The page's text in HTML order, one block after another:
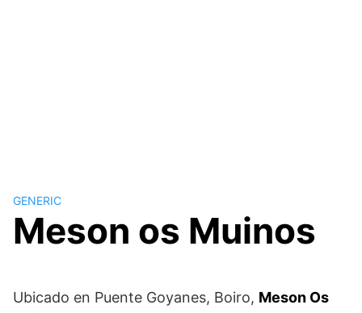
GENERIC
Meson os Muinos
Ubicado en Puente Goyanes, Boiro, Meson Os